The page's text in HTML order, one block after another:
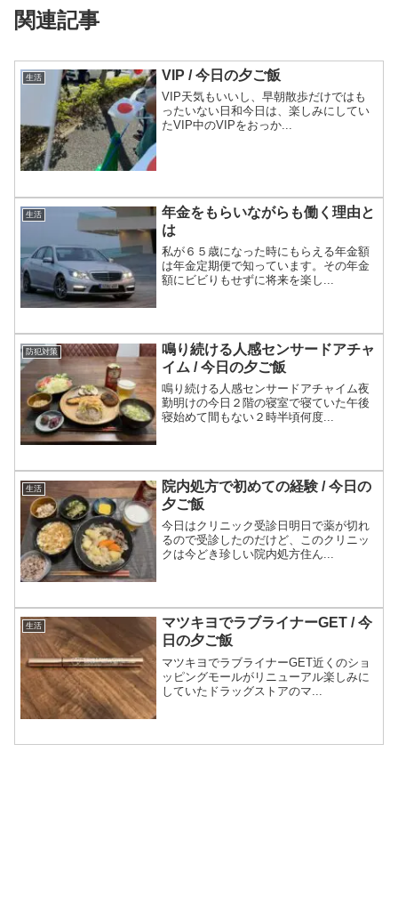
関連記事
生活 VIP / 今日の夕ご飯
VIP天気もいいし、早朝散歩だけではも
ったいない日和今日は、楽しみにしてい
たVIP中のVIPをおっか...
生活
年金をもらいながらも働く理由と
は
私が６５歳になった時にもらえる年金額
は年金定期便で知っています。その年金
額にビビりもせずに将来を楽し...
防犯対策
鳴り続ける人感センサードアチャ
イム / 今日の夕ご飯
鳴り続ける人感センサードアチャイム夜
勤明けの今日２階の寝室で寝ていた午後
寝始めて間もない２時半頃何度...
生活
院内処方で初めての経験 / 今日の
夕ご飯
今日はクリニック受診日明日で薬が切れ
るので受診したのだけど、このクリニッ
クは今どき珍しい院内処方住ん...
生活
マツキヨでラブライナーGET / 今
日の夕ご飯
マツキヨでラブライナーGET近くのショ
ッピングモールがリニューアル楽しみに
していたドラッグストアのマ...